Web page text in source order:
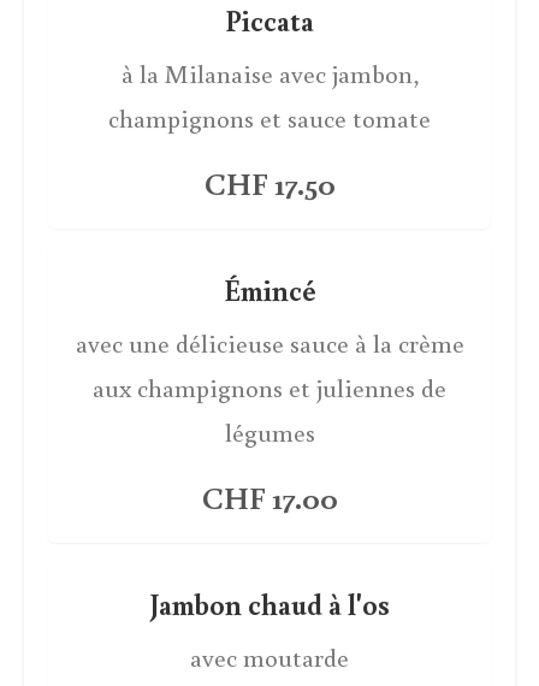
Piccata
à la Milanaise avec jambon,
champignons et sauce tomate
CHF 17.50
Émincé
avec une délicieuse sauce à la crème
aux champignons et juliennes de
légumes
CHF 17.00
Jambon chaud à l'os
avec moutarde